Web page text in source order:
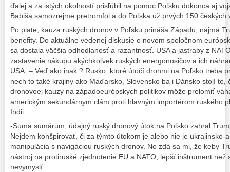
ďalej a za istých okolností prisľúbil na pomoc Poľsku dokonca aj
Babiša samozrejme pretromfol a do Poľska už prvých 150 českých
Po piate, kauza ruských dronov v Poľsku prináša Západu, najmä
benefity. Do aktuálne vedenej diskusie o novom spoločnom
sa dostala väčšia odhodlanosť a razantnosť. USA a jastraby z
zastavenie nákupu akýchkoľvek ruských energonosičov a ich
USA. – Veď ako inak ? Rusko, ktoré útočí dronmi na Poľsko treba
nech to také krajiny ako Maďarsko, Slovensko ba i Dánsko stojí to,
dronovoej kauzy na západoeurópskych politikov môže prelomiť
americkým sekundárnym clám proti hlavným importérom ruského
Indii.
-Suma sumárum, údajný ruský dronový útok na Poľsko zahral
Nejdem konšpirovať, či za týmto útokom je alebo nie je ukrajinsko-
manipulácia s navigáciou ruských dronov. No zdá sa mi, že keby
nástroj na protiruské zjednotenie EU a NATO, lepší inštrument než
nevymyslí.